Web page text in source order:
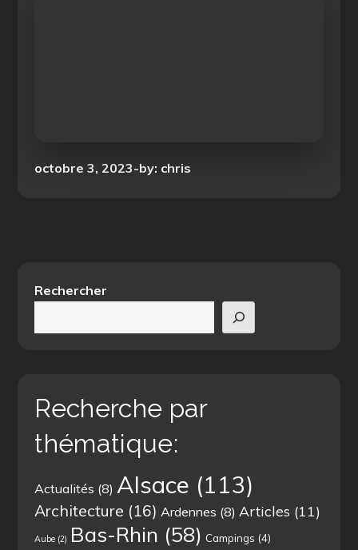
Posted
octobre 3, 2023 by: chris
Rechercher
Recherche par
thématique:
Actualités (8) Alsace (113)
Architecture (16) Ardennes (8) Articles (11)
Aube (2) Bas-Rhin (58) Campings (4)